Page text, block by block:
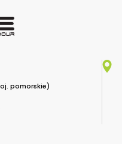
pomorskie)